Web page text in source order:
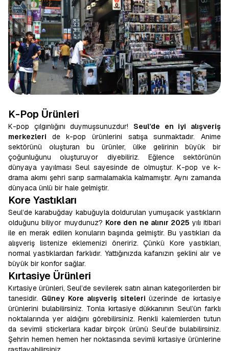
K-Pop Ürünleri
K-pop çılgınlığını duymuşsunuzdur! Seul’de en iyi alışveriş
merkezleri de k-pop ürünlerini satışa sunmaktadır. Anime
sektörünü oluşturan bu ürünler, ülke gelirinin büyük bir
çoğunluğunu oluşturuyor diyebiliriz. Eğlence sektörünün
dünyaya yayılması Seul sayesinde de olmuştur. K-pop ve k-
drama akımı şehri sarıp sarmalamakla kalmamıştır. Aynı zamanda
dünyaca ünlü bir hale gelmiştir.
Kore Yastıkları
Seul’de karabuğday kabuğuyla doldurulan yumuşacık yastıkların
olduğunu biliyor muydunuz? Kore den ne alınır 2025 yılı itibari
ile en merak edilen konuların başında gelmiştir. Bu yastıkları da
alışveriş listenize eklemenizi öneririz. Çünkü Kore yastıkları,
normal yastıklardan farklıdır. Yattığınızda kafanızın şeklini alır ve
büyük bir konfor sağlar.
Kırtasiye Ürünleri
Kırtasiye ürünleri, Seul’de sevilerek satın alınan kategorilerden bir
tanesidir. Güney Kore alışveriş siteleriüzerinde de kırtasiye
ürünlerini bulabilirsiniz. Tonla kırtasiye dükkanının Seul’ün farklı
noktalarında yer aldığını görebilirsiniz. Renkli kalemlerden tutun
da sevimli stickerlara kadar birçok ürünü Seul’de bulabilirsiniz.
Şehrin hemen hemen her noktasında sevimli kırtasiye ürünlerine